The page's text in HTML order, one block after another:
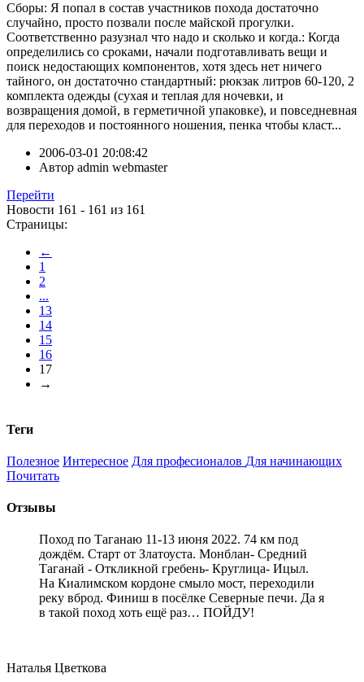
Сборы: Я попал в состав участников похода достаточно
случайно, просто позвали после майской прогулки.
Соответственно разузнал что надо и сколько и когда.: Когда
определились со сроками, начали подготавливать вещи и
поиск недостающих компонентов, хотя здесь нет ничего
тайного, он достаточно стандартный: рюкзак литров 60-120, 2
комплекта одежды (сухая и теплая для ночевки, и
возвращения домой, в герметичной упаковке), и повседневная
для переходов и постоянного ношения, пенка чтобы класт...
2006-03-01 20:08:42
Автор admin webmaster
Перейти
Новости 161 - 161 из 161
Страницы:
←
1
2
...
13
14
15
16
17
→
Теги
Полезное Интересное Для професионалов Для начинающих
Почитать
Отзывы
Поход по Таганаю 11-13 июня 2022. 74 км под
дождём. Старт от Златоуста. Монблан- Средний
Таганай - Откликной гребень- Круглица- Ицыл.
На Киалимском кордоне смыло мост, переходили
реку вброд. Финиш в посёлке Северные печи. Да я
в такой поход хоть ещё раз… ПОЙДУ!
Наталья Цветкова